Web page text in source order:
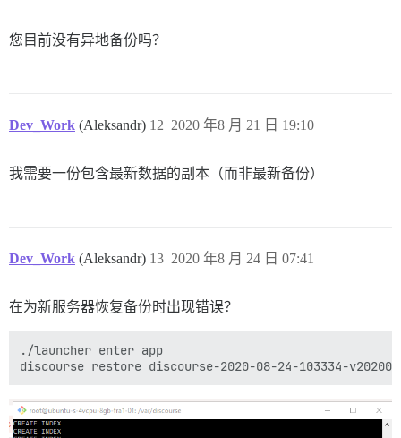
您目前没有异地备份吗？
Dev_Work (Aleksandr) 2020 年8 月 21 日 19:10
12
我需要一份包含最新数据的副本（而非最新备份）
Dev_Work (Aleksandr) 2020 年8 月 24 日 07:41
13
在为新服务器恢复备份时出现错误？
./launcher enter app